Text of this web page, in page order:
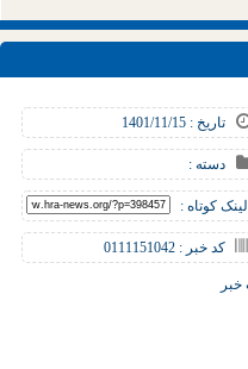
تاریخ : 1401/11/15
دسته :
لینک کوتاه :
کد خبر : 0111151042